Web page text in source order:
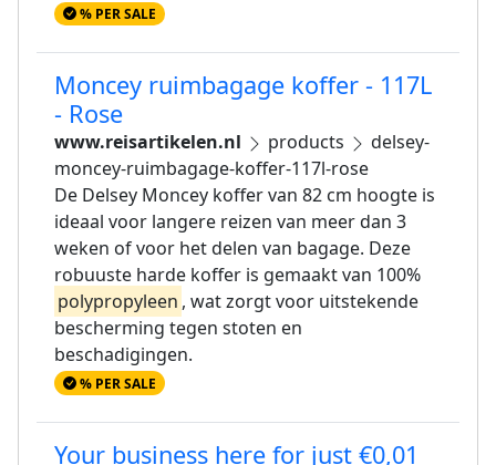
% PER SALE
Moncey ruimbagage koffer - 117L
- Rose
www.reisartikelen.nl products
delsey-
moncey-ruimbagage-koffer-117l-rose
De Delsey Moncey koffer van 82 cm hoogte is
ideaal voor langere reizen van meer dan 3
weken of voor het delen van bagage. Deze
robuuste harde koffer is gemaakt van 100%
polypropyleen , wat zorgt voor uitstekende
bescherming tegen stoten en
beschadigingen.
% PER SALE
Your business here for just €0,01